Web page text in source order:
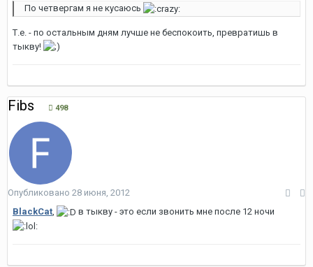
По четвергам я не кусаюсь
Т.е. - по остальным дням лучше не беспокоить, превратишь в
тыкву!
Fibs 498
Опубликовано 28 июня, 2012
BlackCat, в тыкву - это если звонить мне после 12 ночи